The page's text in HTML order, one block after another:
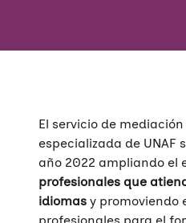
El servicio de
especializada de UNAF
año 2022 ampliando el
profesionales que
idiomas y promoviendo